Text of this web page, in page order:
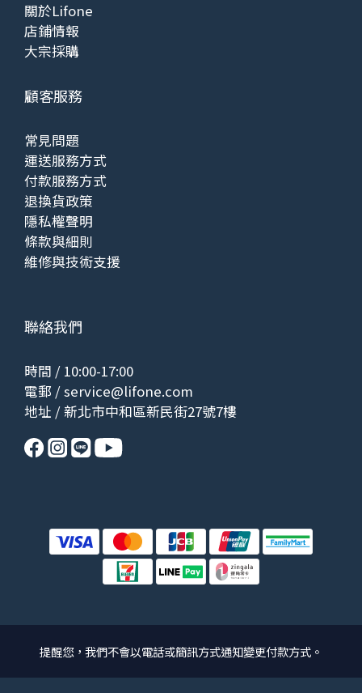
關於Lifone
店鋪情報
大宗採購
顧客服務
常見問題
運送服務方式
付款服務方式
退換貨政策
隱私權聲明
條款與細則
維修與技術支援
聯絡我們
時間 / 10:00-17:00
電郵 /service@lifone.com
地址 / 新北市中和區新民街27號7樓
提醒您，我們不會以電話或簡訊方式通知變更付款方式。